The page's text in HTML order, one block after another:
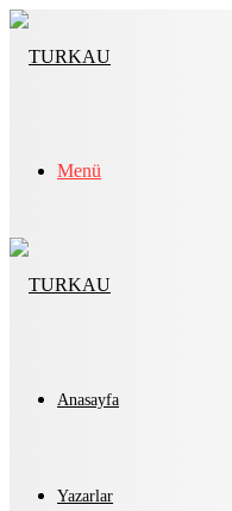
Menü
Anasayfa
Yazarlar